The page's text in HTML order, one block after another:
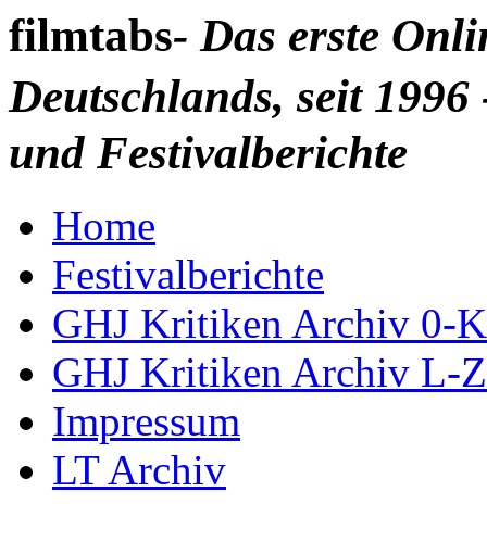
filmtabs- Das erste
Deutschlands, seit
und Festivalberichte
Home
Festivalberichte
GHJ Kritiken Archiv 0-K
GHJ Kritiken Archiv L-Z
Impressum
LT Archiv